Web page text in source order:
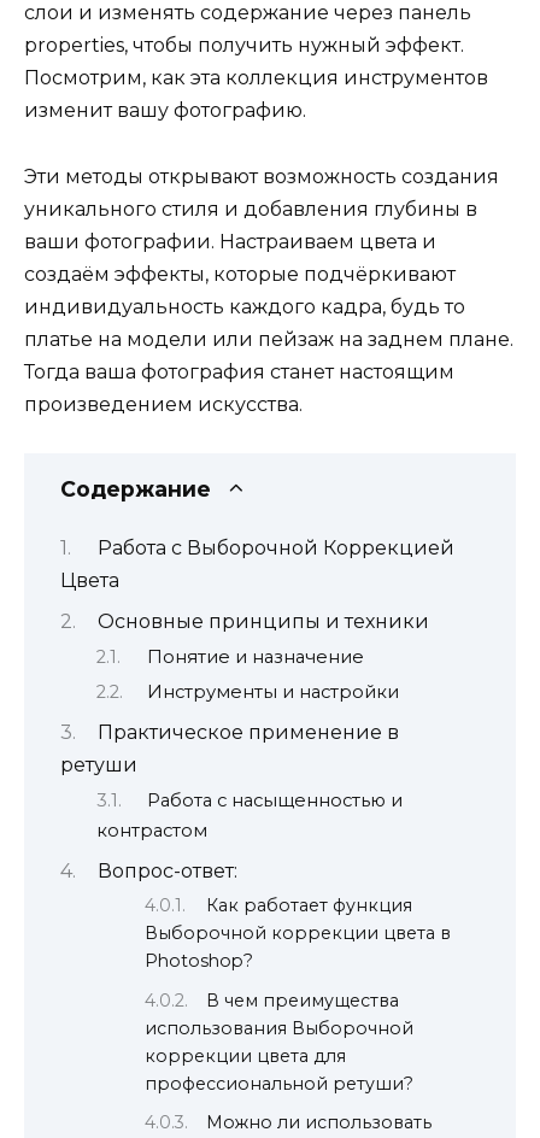
слои и изменять содержание через панель
properties, чтобы получить нужный эффект.
Посмотрим, как эта коллекция инструментов
изменит вашу фотографию.
Эти методы открывают возможность создания
уникального стиля и добавления глубины в
ваши фотографии. Настраиваем цвета и
создаём эффекты, которые подчёркивают
индивидуальность каждого кадра, будь то
платье на модели или пейзаж на заднем плане.
Тогда ваша фотография станет настоящим
произведением искусства.
Содержание
Работа с Выборочной Коррекцией
Цвета
Основные принципы и техники
Понятие и назначение
Инструменты и настройки
Практическое применение в
ретуши
Работа с насыщенностью и
контрастом
Вопрос-ответ:
Как работает функция
Выборочной коррекции цвета в
Photoshop?
В чем преимущества
использования Выборочной
коррекции цвета для
профессиональной ретуши?
Можно ли использовать